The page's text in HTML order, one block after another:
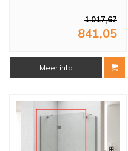
1.017,67
841,05
Meer info